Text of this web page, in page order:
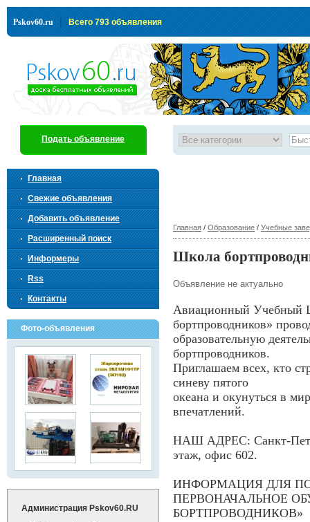
Pskov60.ru | Всего 793 объявления
Главная / Образование / Учебные
Школа
Объявление не актуально
Авиационный
бортпроводников»
образовательную
бортпроводников.
Приглашаем всех, кто
синеву пятого
океана и окунуться в
впечатлений.
НАШ АДРЕС: Санкт-
этаж, офис 602.
ИНФОРМАЦИЯ ДЛЯ
ПЕРВОНАЧАЛЬНОЕ
БОРТПРОВОДНИКОВ»
Подать объявление
Главная
Свежие объявления
Добавить объявление
Расширенный поиск
Информеры
Rss
Контакты
Фото-объявления
Администрация Pskov60.RU